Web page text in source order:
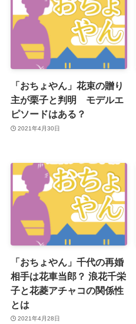
「おちょやん」花束の贈り
主が栗子と判明 モデルエ
ピソードはある？
2021年4月30日
「おちょやん」千代の再婚
相手は花車当郎？ 浪花千栄
子と花菱アチャコの関係性
とは
2021年4月28日